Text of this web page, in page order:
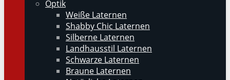
Optik
Weiße Laternen
Shabby Chic Laternen
Silberne Laternen
Landhausstil Laternen
Schwarze Laternen
Braune Laternen